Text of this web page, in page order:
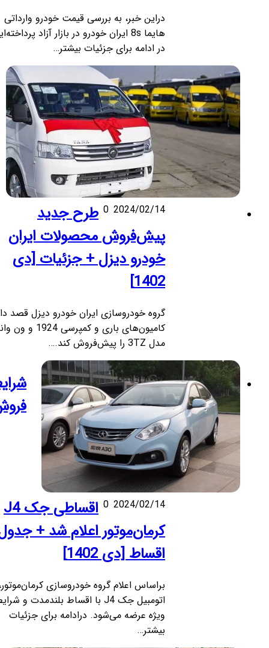
دراین خبر، به بررسی قیمت خودرو وارداتی
هایما 8s ایران خودرو در بازار آزاد پرداخته‌ایم.
در ادامه برای جزئیات بیشتر…
2024/02/14
0 طرح جدید
پیش‌فروش محصولات ایران
خودرو دیزل + جزئیات [دی
1402]
گروه خودروسازی ایران خودرو دیزل قصد دارد
کامیون‌های باری و کمپرسی 1924 و ون وانا
مدل 3TZ را پیش‌فروش کند.…
2024/02/14
0
شرایط
فروش
اقساطی جک J4
کرمان‌موتور اعلام شد + جدول
اقساط [دی 1402]
براساس اعلام گروه خودروسازی کرمان‌موتور،
اتومبیل جک J4 با اقساط بلندمدت و شرایط
ویژه عرضه می‌شود. درادامه برای جزئیات
بیشتر…